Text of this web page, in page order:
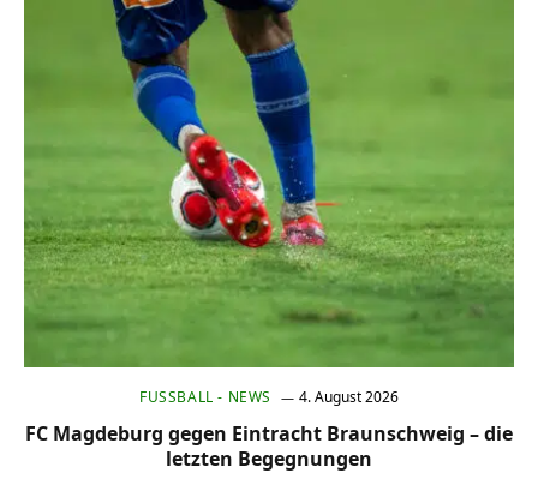
FUSSBALL - NEWS 4. August 2026
FC Magdeburg gegen Eintracht Braunschweig – die
letzten Begegnungen